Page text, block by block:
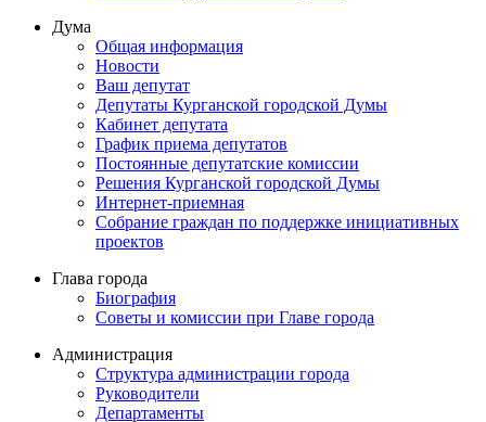
Дума
Общая информация
Новости
Ваш депутат
Депутаты Курганской городской Думы
Кабинет депутата
График приема депутатов
Постоянные депутатские комиссии
Решения Курганской городской Думы
Интернет-приемная
Собрание граждан по поддержке инициативных
проектов
Глава города
Биография
Советы и комиссии при Главе города
Администрация
Структура администрации города
Руководители
Департаменты